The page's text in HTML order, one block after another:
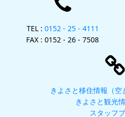
TEL : 0152 - 25 - 4111
FAX : 0152 - 26 - 7508
きよさと移住情報（空
きよさと観光
スタッフ